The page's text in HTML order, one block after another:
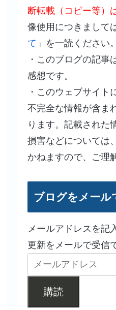
断転載（コピー等）
像使用につきまして
て 」を一読ください。
・このブログの記事
感想です。
・このウェブサイト
不完全な情報が含ま
ります。記載された
損害などについては
かねますので、ご理
ブログをメール
メールアドレスを記
更新をメールで受信
購読